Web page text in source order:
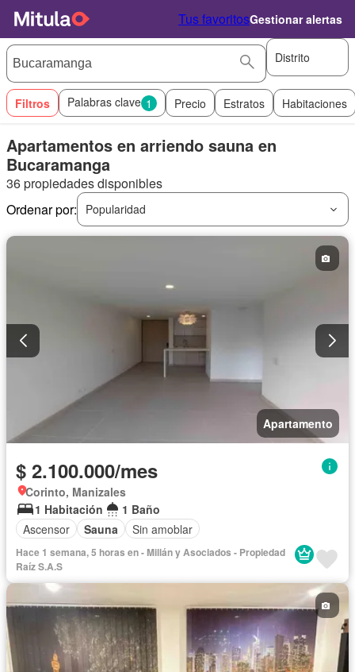
Tus favoritosGestionar alertas
Distrito
Filtros Palabras clave 1 Precio Estratos Habitaciones
Apartamentos en arriendo sauna en
Bucaramanga
36 propiedades disponibles
Ordenar por:
Popularidad
Apartamento
$ 2.100.000/mes
Corinto, Manizales
1 Habitación
1 Baño
Ascensor
Sauna Sin amoblar
Hace 1 semana, 5 horas en - Millán y Asociados - Propiedad
Raíz S.A.S